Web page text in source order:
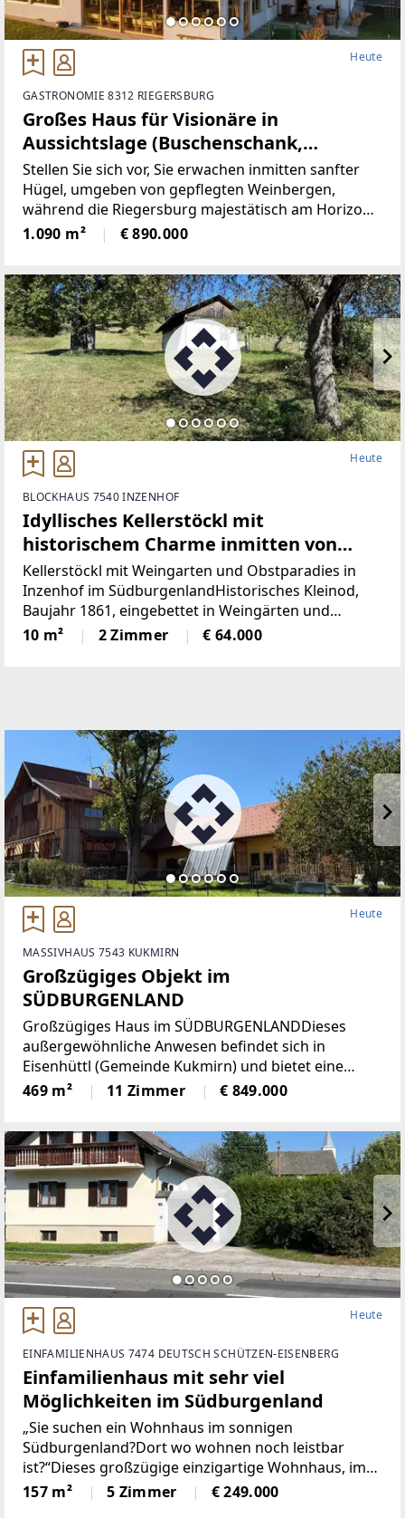
Heute
GASTRONOMIE 8312 RIEGERSBURG
Großes Haus für Visionäre in
Aussichtslage (Buschenschank,
Weingärten)
Stellen Sie sich vor, Sie erwachen inmitten sanfter
Hügel, umgeben von gepflegten Weinbergen,
während die Riegersburg majestätisch am Horizont
erscheint – genau hier, in der begehrten
Hügellandschaft von Krennach, wartet eine
1.090 m² € 890.000
Heute
BLOCKHAUS 7540 INZENHOF
Idyllisches Kellerstöckl mit
historischem Charme inmitten von
Weingärten & Obstbäumen
Kellerstöckl mit Weingarten und Obstparadies in
Inzenhof im SüdburgenlandHistorisches Kleinod,
Baujahr 1861, eingebettet in Weingärten und
ObstbäumeDieses charmante Kellerstöckl mit einer
Nutzfläche von ca. 23 m² und einer
10 m² 2 Zimmer € 64.000
Heute
MASSIVHAUS 7543 KUKMIRN
Großzügiges Objekt im
SÜDBURGENLAND
Großzügiges Haus im SÜDBURGENLANDDieses
außergewöhnliche Anwesen befindet sich in
Eisenhüttl (Gemeinde Kukmirn) und bietet eine
beeindruckende Kombination aus Wohnkomfort,
modernisierter Ausstattung und großzügigen
469 m² 11 Zimmer € 849.000
Heute
EINFAMILIENHAUS 7474 DEUTSCH SCHÜTZEN-EISENBERG
Einfamilienhaus mit sehr viel
Möglichkeiten im Südburgenland
„Sie suchen ein Wohnhaus im sonnigen
Südburgenland?Dort wo wohnen noch leistbar
ist?“Dieses großzügige einzigartige Wohnhaus, im
Jahr 1989 in Massivbauweise errichtet, besticht
durch seine ruhige Lage, mit einer Wohnfläche von
157 m² 5 Zimmer € 249.000